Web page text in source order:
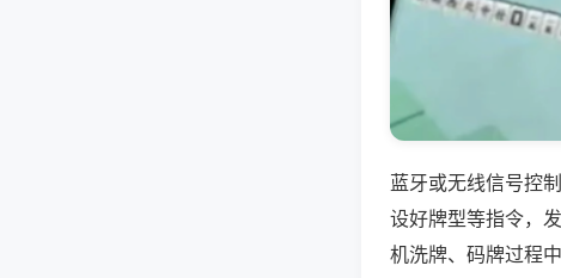
蓝牙或无线信号控
设好牌型等指令，
机洗牌、码牌过程